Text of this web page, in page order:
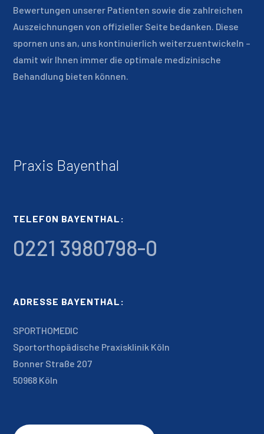
Bewertungen unserer Patienten sowie die zahlreichen
Auszeichnungen von offizieller Seite bedanken. Diese
spornen uns an, uns kontinuierlich weiterzuentwickeln –
damit wir Ihnen immer die optimale medizinische
Behandlung bieten können.
Praxis Bayenthal
TELEFON BAYENTHAL:
0221 3980798-0
ADRESSE BAYENTHAL:
SPORTHOMEDIC
Sportorthopädische Praxisklinik Köln
Bonner Straße 207
50968 Köln